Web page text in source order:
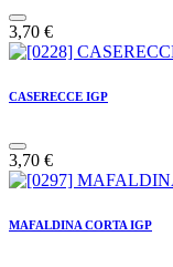
3,70 €
CASERECCE IGP
3,70 €
MAFALDINA CORTA IGP